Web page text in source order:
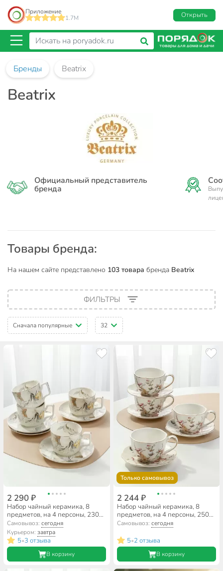
Приложение
1.7M
Открыть
Бренды Beatrix
Beatrix
Официальный представитель
бренда
Товары бренда:
На нашем сайте представлено 103 товара бренда Beatrix
ФИЛЬТРЫ
Сначала популярные 32
2 290 ₽
Набор чайный керамика, 8
предметов, на 4 персоны, 230
мл, Beatrix, Серебристый
цветок, МЛ134P/4, подарочная
упаковка
Самовывоз:сегодня
Курьером:завтра
5•3 отзыва
В корзину
Только самовывоз
2 244 ₽
Набор чайный керамика, 8
предметов, на 4 персоны, 250
мл, Beatrix, Птички, МЛ125P/4,
подарочная упаковка
Самовывоз: сегодня
5•2 отзыва
В корзину